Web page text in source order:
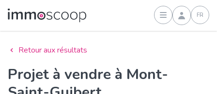
Connexion
FR
Retour aux résultats
Projet à vendre à Mont-